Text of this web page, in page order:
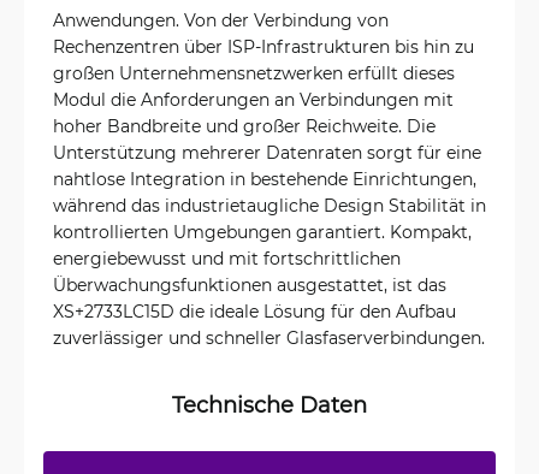
Anwendungen. Von der Verbindung von
Rechenzentren über ISP-Infrastrukturen bis hin zu
großen Unternehmensnetzwerken erfüllt dieses
Modul die Anforderungen an Verbindungen mit
hoher Bandbreite und großer Reichweite. Die
Unterstützung mehrerer Datenraten sorgt für eine
nahtlose Integration in bestehende Einrichtungen,
während das industrietaugliche Design Stabilität in
kontrollierten Umgebungen garantiert. Kompakt,
energiebewusst und mit fortschrittlichen
Überwachungsfunktionen ausgestattet, ist das
XS+2733LC15D die ideale Lösung für den Aufbau
zuverlässiger und schneller Glasfaserverbindungen.
Technische Daten